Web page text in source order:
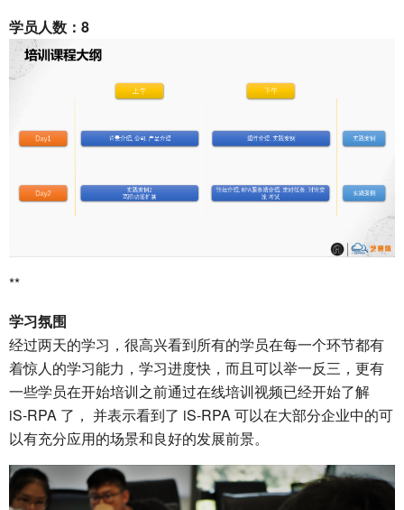
学员人数：8
**
学习氛围
经过两天的学习，很高兴看到所有的学员在每一个环节都有
着惊人的学习能力，学习进度快，而且可以举一反三，更有
一些学员在开始培训之前通过在线培训视频已经开始了解
iS-RPA 了， 并表示看到了 iS-RPA 可以在大部分企业中的可
以有充分应用的场景和良好的发展前景。